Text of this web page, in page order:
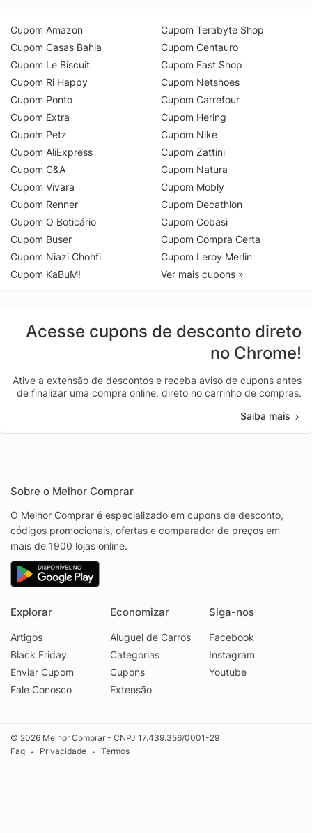
Cupom Amazon
Cupom Casas Bahia
Cupom Le Biscuit
Cupom Ri Happy
Cupom Ponto
Cupom Extra
Cupom Petz
Cupom AliExpress
Cupom C&A
Cupom Vivara
Cupom Renner
Cupom O Boticário
Cupom Buser
Cupom Niazi Chohfi
Cupom KaBuM!
Cupom Terabyte Shop
Cupom Centauro
Cupom Fast Shop
Cupom Netshoes
Cupom Carrefour
Cupom Hering
Cupom Nike
Cupom Zattini
Cupom Natura
Cupom Mobly
Cupom Decathlon
Cupom Cobasi
Cupom Compra Certa
Cupom Leroy Merlin
Ver mais cupons »
Acesse cupons de desconto direto
no Chrome!
Ative a extensão de descontos e receba aviso de cupons antes
de finalizar uma compra online, direto no carrinho de compras.
Saiba mais
Sobre o Melhor Comprar
O Melhor Comprar é especializado em cupons de desconto,
códigos promocionais, ofertas e comparador de preços em
mais de 1900 lojas online.
Explorar
Artigos
Black Friday
Enviar Cupom
Fale Conosco
Economizar
Aluguel de Carros
Categorias
Cupons
Extensão
Siga-nos
Facebook
Instagram
Youtube
© 2026 Melhor Comprar - CNPJ 17.439.356/0001-29
Faq
• Privacidade • Termos